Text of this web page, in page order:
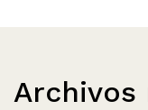
Archivos